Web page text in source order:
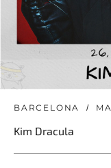
BARCELONA
Kim Dracula